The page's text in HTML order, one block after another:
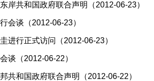
岸共和国政府联合声明（2012-06-23）
会谈（2012-06-23）
进行正式访问（2012-06-23）
谈（2012-06-22）
共和国政府联合声明（2012-06-22）